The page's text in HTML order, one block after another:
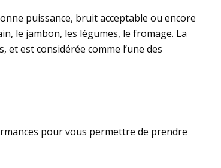
puissance, bruit acceptable ou encore
le jambon, les légumes, le fromage. La
et est considérée comme l’une des
pour vous permettre de prendre